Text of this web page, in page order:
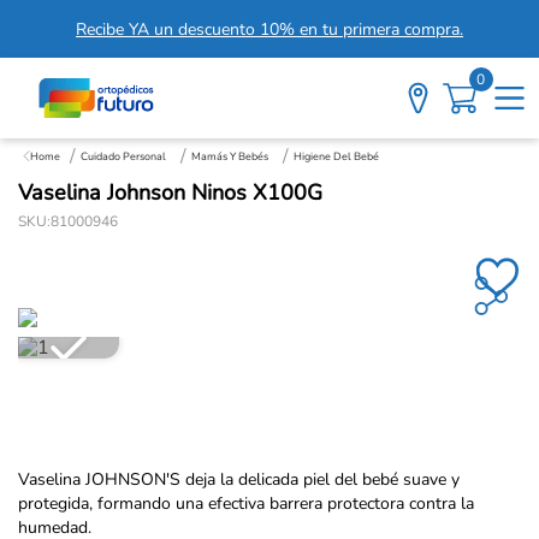
Recibe YA un descuento 10% en tu primera compra.
0
Cuidado Personal Mamás Y Bebés Higiene Del Bebé
Vaselina Johnson Ninos X100G
SKU:81000946
Vaselina JOHNSON'S deja la delicada piel del bebé suave y
protegida, formando una efectiva barrera protectora contra la
humedad.